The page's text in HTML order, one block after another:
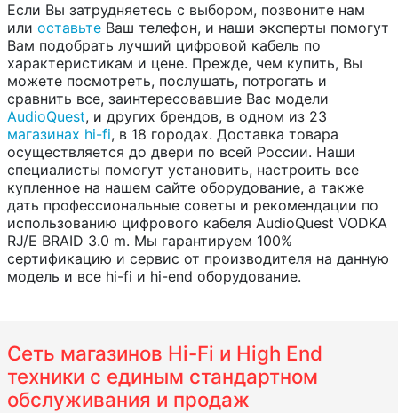
Если Вы затрудняетесь с выбором, позвоните нам
или оставьте Ваш телефон, и наши эксперты помогут
Вам подобрать лучший цифровой кабель по
характеристикам и цене. Прежде, чем купить, Вы
можете посмотреть, послушать, потрогать и
сравнить все, заинтересовавшие Вас модели
AudioQuest, и других брендов, в одном из 23
магазинах hi-fi, в 18 городах. Доставка товара
осуществляется до двери по всей России. Наши
специалисты помогут установить, настроить все
купленное на нашем сайте оборудование, а также
дать профессиональные советы и рекомендации по
использованию цифрового кабеля AudioQuest VODKA
RJ/E BRAID 3.0 m. Мы гарантируем 100%
сертификацию и сервис от производителя на данную
модель и все hi-fi и hi-end оборудование.
Сеть магазинов Hi-Fi и High End
техники с единым стандартном
обслуживания и продаж